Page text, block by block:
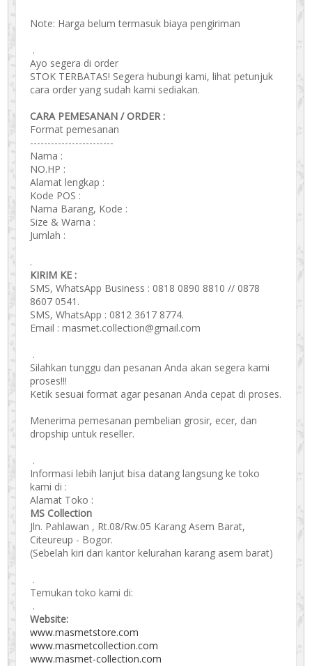
Note: Harga belum termasuk biaya pengiriman
.
Ayo segera di order
STOK TERBATAS! Segera hubungi kami, lihat petunjuk
cara order yang sudah kami sediakan.
CARA PEMESANAN / ORDER :
Format pemesanan
------------------------
Nama :
NO.HP :
Alamat lengkap :
Kode POS :
Nama Barang, Kode :
Size & Warna :
Jumlah :
.
KIRIM KE :
SMS, WhatsApp Business : 0818 0890 8810 // 0878
8607 0541.
SMS, WhatsApp : 0812 3617 8774.
Email : masmet.collection@gmail.com
.
Silahkan tunggu dan pesanan Anda akan segera kami
proses!!!
Ketik sesuai format agar pesanan Anda cepat di proses.
Menerima pemesanan pembelian grosir, ecer, dan
dropship untuk reseller.
.
Informasi lebih lanjut bisa datang langsung ke toko
kami di :
Alamat Toko :
MS Collection
Jln. Pahlawan , Rt.08/Rw.05 Karang Asem Barat,
Citeureup - Bogor.
(Sebelah kiri dari kantor kelurahan karang asem barat)
.
Temukan toko kami di:
.
Website:
www.masmetstore.com
www.masmetcollection.com
www.masmet-collection.com